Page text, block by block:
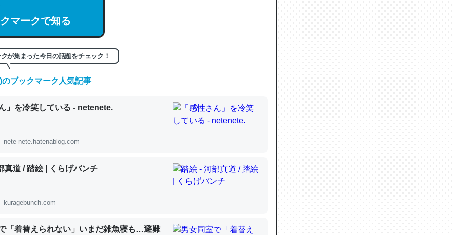
事。32768トークンだと英語小説100ページ分くらい。小説でいう「ずっと前
回収されないけど、短期記憶というには多い分量。進化すればするほど分かり
なりそう
1程度。
:: 【研究発表】昆虫学の大問題＝「昆虫はなぜ海にいないのか」に関する新仮説
マークで知る
が集まった今日の話題をチェック！
のブックマーク人気記事
」を冷笑している - netenete.
nete-nete.hatenablog.com
真道 / 踏絵 | くらげバンチ
kuragebunch.com
「着替えられない」いまだ雑魚寝も…避難